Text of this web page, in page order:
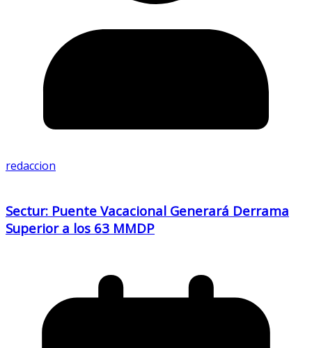
redaccion
Sectur: Puente Vacacional Generará Derrama
Superior a los 63 MMDP